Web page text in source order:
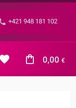
+421 948 181 102
0,00 €